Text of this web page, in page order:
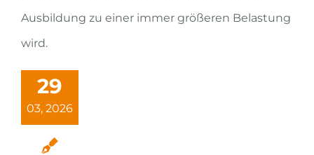
Ausbildung zu einer immer größeren Belastung
wird.
29
03, 2026